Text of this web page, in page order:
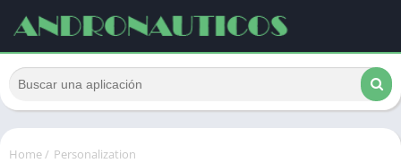
Home/ Personalization